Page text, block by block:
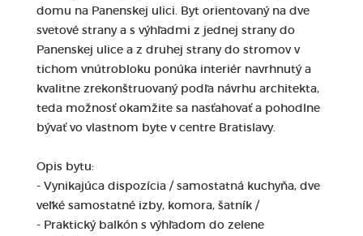
domu na Panenskej ulici. Byt orientovaný na dve
svetové strany a s výhľadmi z jednej strany do
Panenskej ulice a z druhej strany do stromov v
tichom vnútrobloku ponúka interiér navrhnutý a
kvalitne zrekonštruovaný podľa návrhu architekta,
teda možnosť okamžite sa nasťahovať a pohodlne
bývať vo vlastnom byte v centre Bratislavy.
Opis bytu:
- Vynikajúca dispozícia / samostatná kuchyňa, dve
veľké samostatné izby, komora, šatník /
- Praktický balkón s výhľadom do zelene